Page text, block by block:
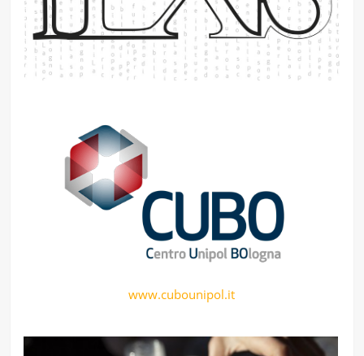
www.cubounipol.it